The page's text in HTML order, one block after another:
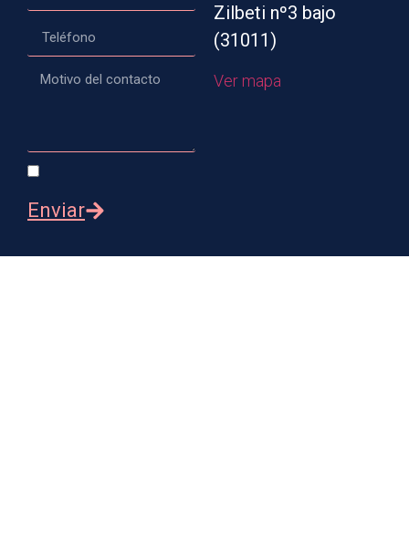
Enviar
Zilbeti nº3 bajo
(31011)
Ver mapa